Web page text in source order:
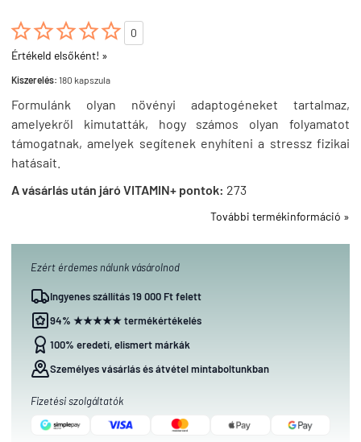

0
Értékeld elsőként! »
Kiszerelés: 180 kapszula
Formulánk olyan növényi adaptogéneket tartalmaz,
amelyekről kimutatták, hogy számos olyan folyamatot
támogatnak, amelyek segítenek enyhíteni a stressz fizikai
hatásait.
A vásárlás után járó VITAMIN+ pontok: 273
További termékinformáció »
Ezért érdemes nálunk vásárolnod
Ingyenes szállítás 19 000 Ft felett
94% ★★★★★ termékértékelés
100% eredeti, elismert márkák
Személyes vásárlás és átvétel mintaboltunkban
Fizetési szolgáltatók